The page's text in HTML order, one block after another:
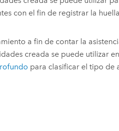
con el fin de registrar la
a fin de contar la
creada se puede utilizar
para clasificar el tipo de